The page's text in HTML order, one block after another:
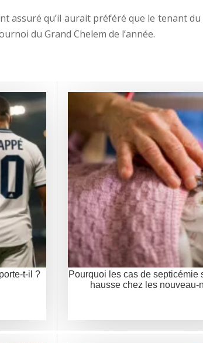
assuré qu’il aurait préféré que le tenant
du Grand Chelem de l’année.
t-il ?
Pourquoi les cas de septicémie
hausse chez les nouveau-